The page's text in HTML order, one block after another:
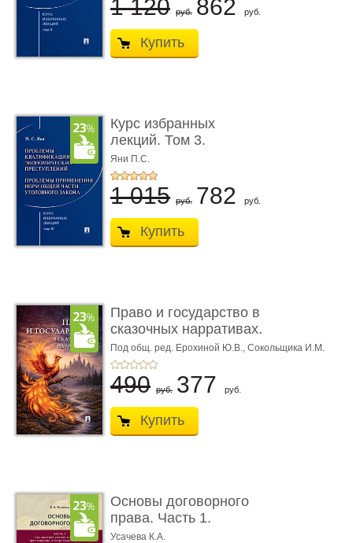
1 120 руб. 862 руб.
Купить
Курс избранных
лекций. Том 3.
Проблемы квалифик ...
Яни П.С.
1 015 руб. 782 руб.
Купить
Право и государство в
сказочных нарративах.
Мо ...
Под общ. ред. Ерохиной Ю.В., Сокольщика И.М.
490 руб. 377 руб.
Купить
Основы договорного
права. Часть 1.
Становление ...
Усачева К.А.